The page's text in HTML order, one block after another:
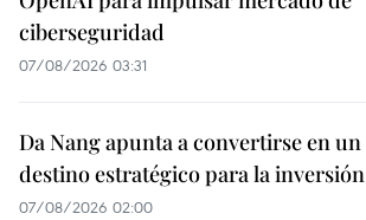
ciberseguridad
07/08/2026 03:31
Da Nang apunta a convertirse en un
destino estratégico para la inversión
07/08/2026 02:00